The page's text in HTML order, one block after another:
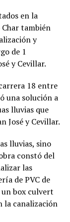
en la
también
y
de 1
y Cevillar.
18 entre
una solución a
lluvias que
José y Cevillar.
lluvias, sino
constó del
las
de PVC de
un box culvert
la canalización